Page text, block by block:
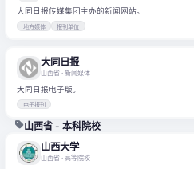
大同日报传媒集团主办的新闻网站。
地方媒体 报刊单位
大同日报
山西省· 新闻媒体
大同日报电子版。
电子报刊
山西省 - 本科院校
山西大学
山西省· 高等院校